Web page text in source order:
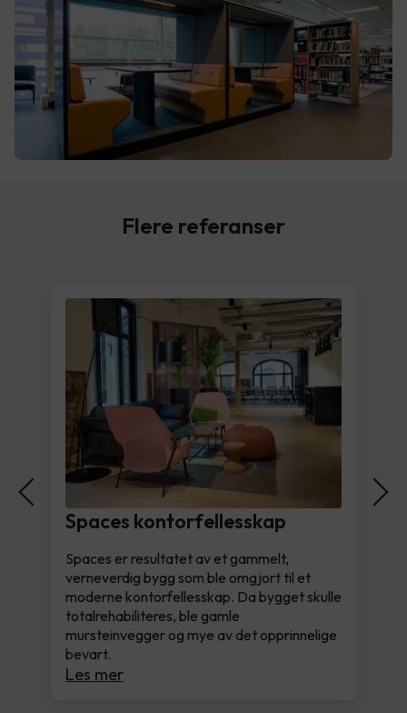
Flere referanser
Spaces kontorfellesskap
Spaces er resultatet av et gammelt,
verneverdig bygg som ble omgjort til et
moderne kontorfellesskap. Da bygget skulle
totalrehabiliteres, ble gamle
mursteinvegger og mye av det opprinnelige
bevart.
Les mer